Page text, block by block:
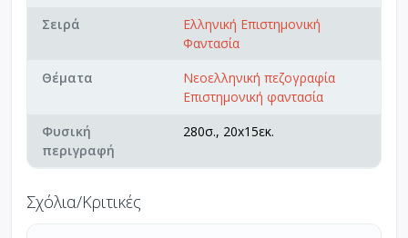
Σειρά
Ελληνική Επιστημονική
Φαντασία
Θέματα
Νεοελληνική πεζογραφία
Επιστημονική φαντασία
Φυσική
περιγραφή
280σ., 20x15εκ.
Σχόλια/Κριτικές